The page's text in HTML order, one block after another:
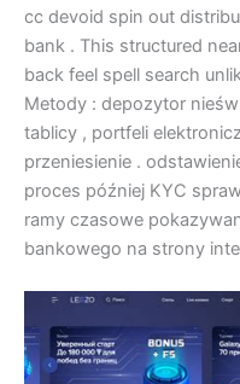
cc devoid spin out
bank . This structured
back feel spell search
Metody : depozytor
tablicy , portfeli
przeniesienie .
proces później KYC
ramy czasowe
bankowego na strony